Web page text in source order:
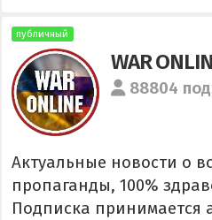
публичный
WAR
88804
Актуальные новости о
пропаганды, 100%
Подписка принимается